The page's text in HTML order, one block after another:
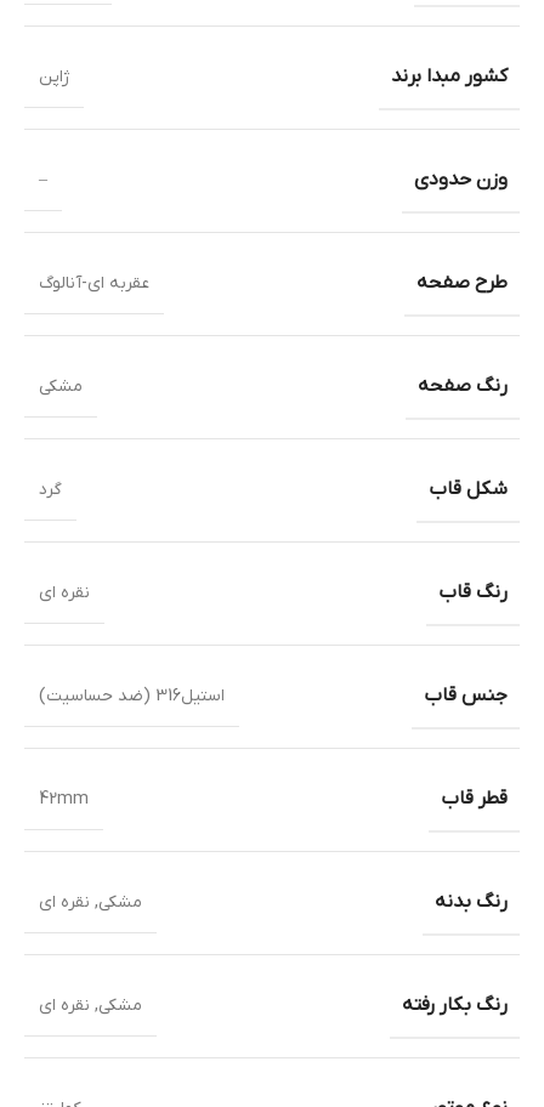
کشور مبدا برند ژاپن
وزن حدودی –
طرح صفحه عقربه ای-آنالوگ
رنگ صفحه مشکی
شکل قاب گرد
رنگ قاب نقره ای
جنس قاب استیل316 (ضد حساسیت)
قطر قاب 42mm
رنگ بدنه مشکی, نقره ای
رنگ بکار رفته مشکی, نقره ای